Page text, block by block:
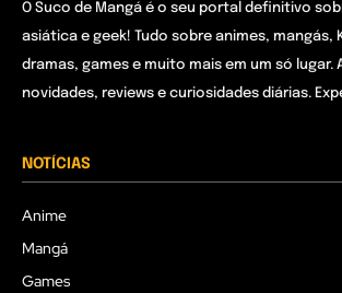
O Suco de Mangá é o seu portal definitivo
asiática e geek! Tudo sobre animes, mangás,
dramas, games e muito mais em um só lugar.
novidades, reviews e curiosidades diárias.
NOTÍCIAS
Anime
Mangá
Games